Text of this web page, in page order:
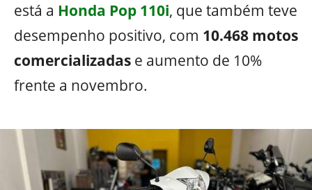
está a Honda Pop 110i, que também teve
desempenho positivo, com 10.468 motos
comercializadas e aumento de 10%
frente a novembro.